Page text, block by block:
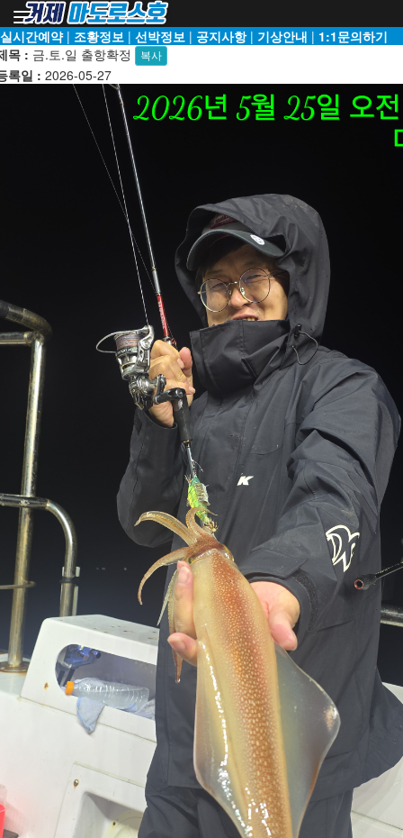
Toggle
navigation
실시간예약| 조황정보 | 선박정보 | 공지사항| 기상안내 | 1:1문의하기
목 : 금.토.일 출항확정 복사
록일 : 2026-05-27